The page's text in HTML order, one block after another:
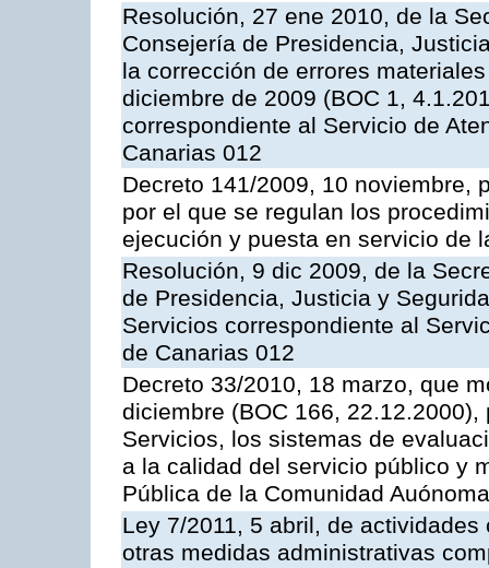
Resolución, 27 ene 2010, de la
Consejería de Presidencia,
la corrección de errores
diciembre de 2009 (BOC 1,
correspondiente al Servicio de
Canarias 012
Decreto 141/2009, 10 noviembre,
por el que se regulan los
ejecución y puesta en servicio de
Resolución, 9 dic 2009, de la
de Presidencia, Justicia y
Servicios correspondiente al
de Canarias 012
Decreto 33/2010, 18 marzo, que
diciembre (BOC 166,
Servicios, los sistemas de
a la calidad del servicio público y
Pública de la Comunidad
Ley 7/2011, 5 abril, de
otras medidas administrativas